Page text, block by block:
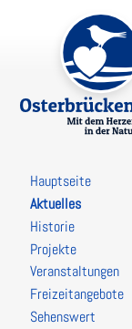
Hauptseite
Aktuelles
Historie
Projekte
Veranstaltungen
Freizeitangebote
Sehenswert